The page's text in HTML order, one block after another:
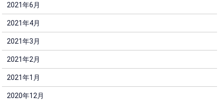
2021年6月
2021年4月
2021年3月
2021年2月
2021年1月
2020年12月